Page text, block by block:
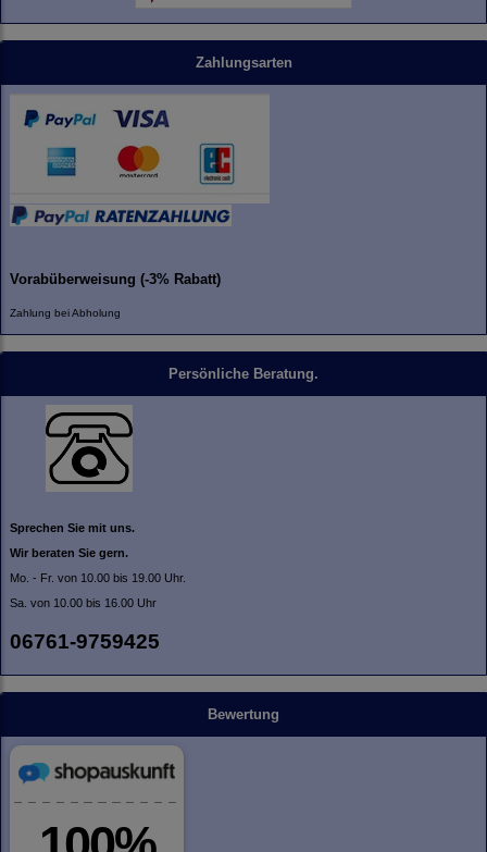
Zahlungsarten
Vorabüberweisung (-3% Rabatt)
Zahlung bei Abholung
Persönliche Beratung.
Sprechen Sie mit uns.
Wir beraten Sie gern.
Mo. - Fr. von 10.00 bis 19.00 Uhr.
Sa. von 10.00 bis 16.00 Uhr
06761-9759425
Bewertung